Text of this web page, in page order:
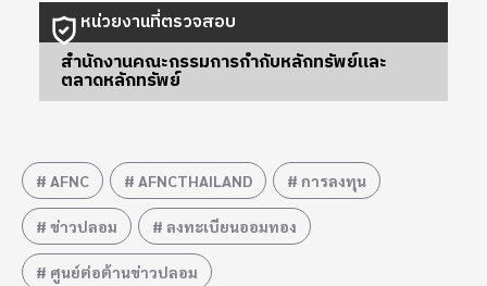
หน่วยงานที่ตรวจสอบ
สำนักงานคณะกรรมการกำกับหลักทรัพย์และ
ตลาดหลักทรัพย์
AFNC AFNCTHAILAND การลงทุน
ข่าวปลอม ลงทะเบียนออมทอง
ศูนย์ต่อต้านข่าวปลอม